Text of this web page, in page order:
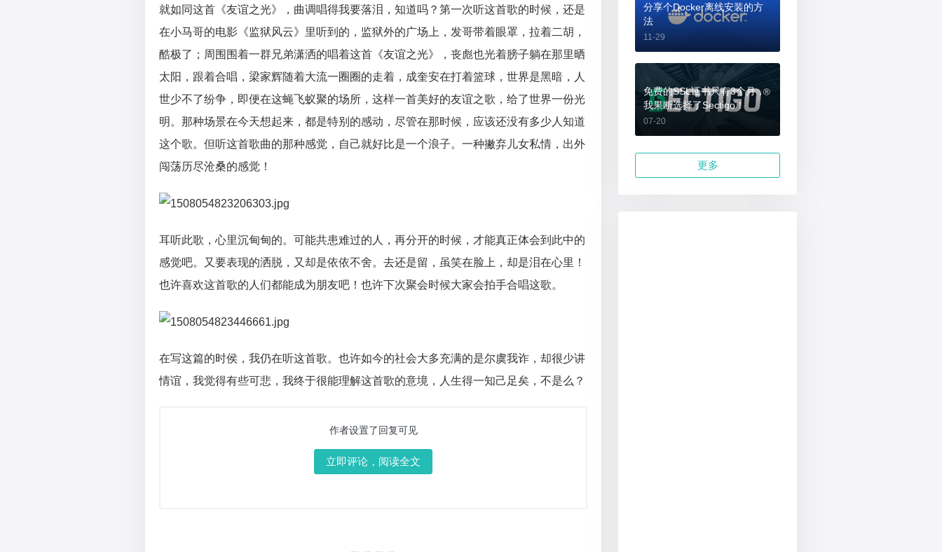
就如同这首《友谊之光》，曲调唱得我要落泪，知道吗？第一次听这首歌的时候，还是
在小马哥的电影《监狱风云》里听到的，监狱外的广场上，发哥带着眼罩，拉着二胡，
酷极了；周围围着一群兄弟潇洒的唱着这首《友谊之光》，丧彪也光着膀子躺在那里晒
太阳，跟着合唱，梁家辉随着大流一圈圈的走着，成奎安在打着篮球，世界是黑暗，人
世少不了纷争，即便在这蝇飞蚁聚的场所，这样一首美好的友谊之歌，给了世界一份光
明。那种场景在今天想起来，都是特别的感动，尽管在那时候，应该还没有多少人知道
这个歌。但听这首歌曲的那种感觉，自己就好比是一个浪子。一种撇弃儿女私情，出外
闯荡历尽沧桑的感觉！
耳听此歌，心里沉甸甸的。可能共患难过的人，再分开的时候，才能真正体会到此中的
感觉吧。又要表现的洒脱，又却是依依不舍。去还是留，虽笑在脸上，却是泪在心里！
也许喜欢这首歌的人们都能成为朋友吧！也许下次聚会时候大家会拍手合唱这歌。
在写这篇的时侯，我仍在听这首歌。也许如今的社会大多充满的是尔虞我诈，却很少讲
情谊，我觉得有些可悲，我终于很能理解这首歌的意境，人生得一知己足矣，不是么？
作者设置了回复可见
立即评论，阅读全文
分享个Docker离线安装的方
法
11-29
免费的SSL证书只有3个月，
我果断选择了Sectigo！
07-20
更多